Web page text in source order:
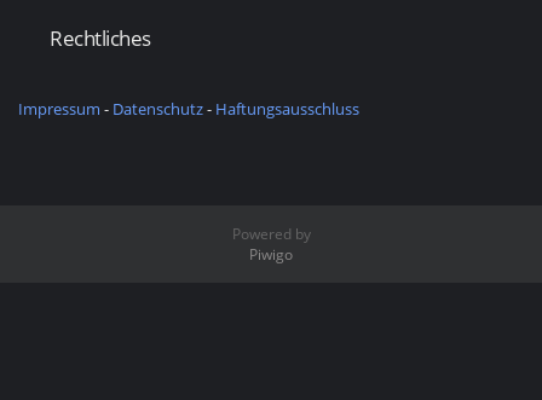
Rechtliches
Impressum - Datenschutz- Haftungsausschluss
Powered by
Piwigo